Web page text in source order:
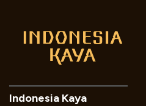
Indonesia Kaya